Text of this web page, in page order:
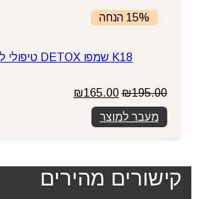
15% הנחה
K18 שמפו DETOX טיפולי לטיהור וניקוי השיער
₪195.00
המחיר
המקורי
היה:
₪195.00.
₪165.00
מעבר למוצר
קישורים מהירים